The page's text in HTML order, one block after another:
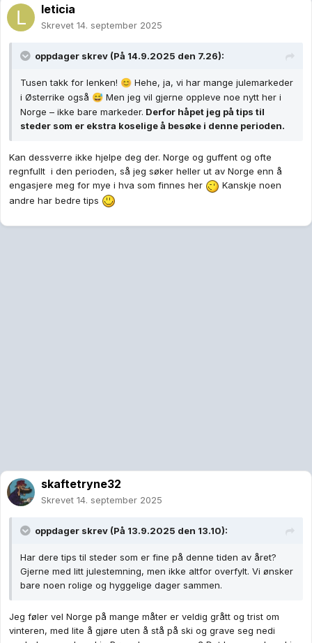
leticia
Skrevet 14. september 2025
oppdager skrev (På 14.9.2025 den 7.26):
Tusen takk for lenken! 😊 Hehe, ja, vi har mange julemarkeder
i Østerrike også 😅 Men jeg vil gjerne oppleve noe nytt her i
Norge – ikke bare markeder. Derfor håpet jeg på tips til
steder som er ekstra koselige å besøke i denne perioden.
Kan dessverre ikke hjelpe deg der. Norge og guffent og ofte
regnfullt i den perioden, så jeg søker heller ut av Norge enn å
engasjere meg for mye i hva som finnes her
Kanskje noen
andre har bedre tips
skaftetryne32
Skrevet 14. september 2025
oppdager skrev (På 13.9.2025 den 13.10):
Har dere tips til steder som er fine på denne tiden av året?
Gjerne med litt julestemning, men ikke altfor overfylt. Vi ønsker
bare noen rolige og hyggelige dager sammen.
Jeg føler vel Norge på mange måter er veldig grått og trist om
vinteren, med lite å gjøre uten å stå på ski og grave seg nedi